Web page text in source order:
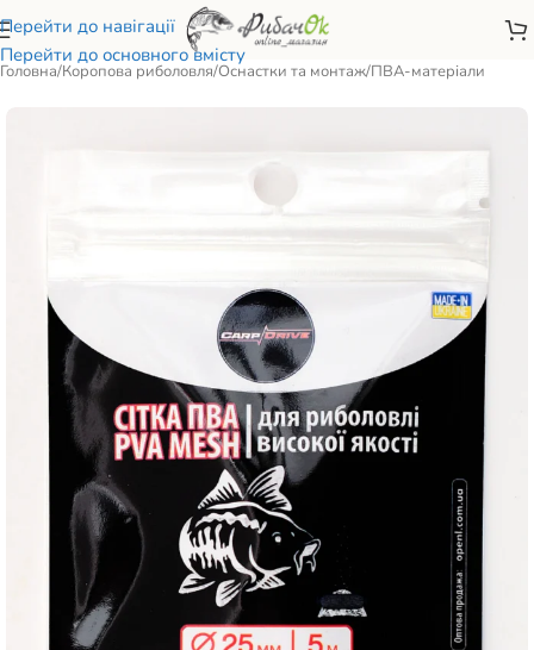
Перейти до навігації
Перейти до основного вмісту
Головна/Коропова риболовля/Оснастки та монтаж/ПВА-матеріали